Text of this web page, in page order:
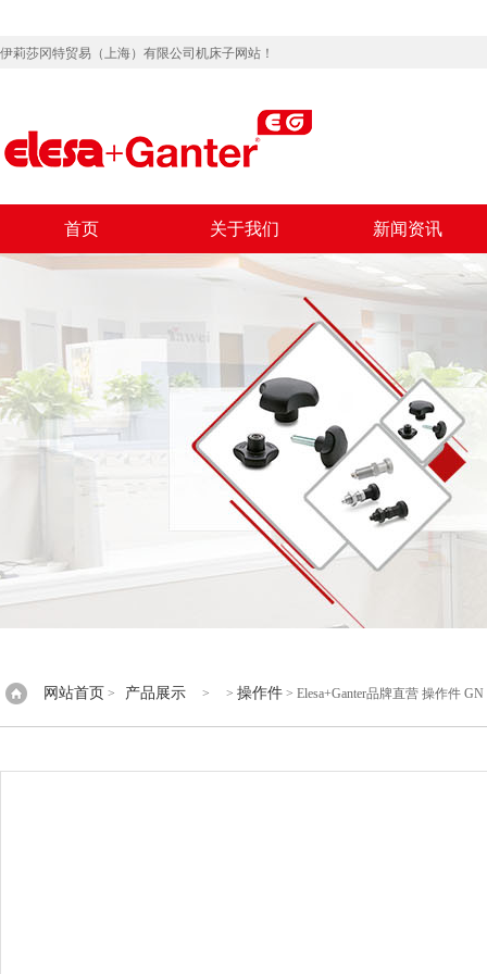
伊莉莎冈特贸易（上海）有限公司机床子网站！
首页 关于我们 新闻资讯
网站首页 > 产品展示 > > 操作件 > Elesa+Ganter品牌直营 操作件